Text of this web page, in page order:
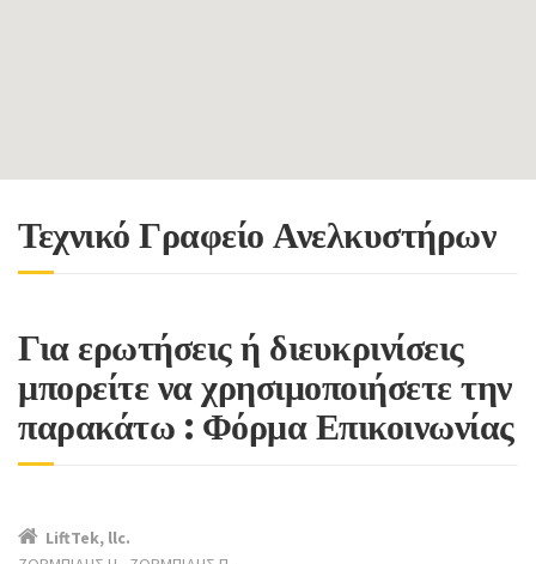
Τεχνικό Γραφείο Ανελκυστήρων
Για ερωτήσεις ή διευκρινίσεις
μπορείτε να χρησιμοποιήσετε την
παρακάτω : Φόρμα Επικοινωνίας
LiftTek, llc.